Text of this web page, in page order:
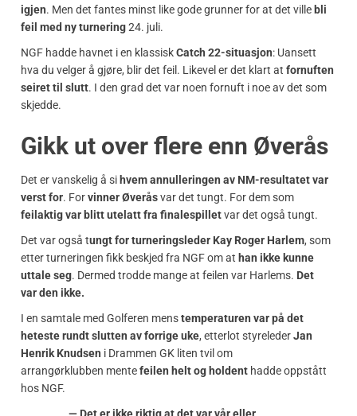
igjen. Men det fantes minst like gode grunner for at det ville bli
feil med ny turnering24. juli.
NGF hadde havnet i en klassiskCatch 22-situasjon: Uansett
hva du velger å gjøre, blir det feil. Likevel er det klart at fornuften
seiret til slutt. I den grad det var noen fornuft i noe av det som
skjedde.
Gikk ut over flere enn Øverås
Det er vanskelig å si hvem annulleringen av NM-resultatet var
verst for. Forvinner Øveråsvar det tungt. For dem som
feilaktig var blitt utelatt fra finalespilletvar det også tungt.
Det var også tungt for turneringsleder Kay Roger Harlem, som
etter turneringen fikk beskjed fra NGF om at han ikke kunne
uttale seg. Dermed trodde mange at feilen var Harlems. Det
var den ikke.
I en samtale med Golferen menstemperaturen var på det
heteste rundt slutten av forrige uke, etterlot styrelederJan
Henrik Knudsen i Drammen GK liten tvil om
arrangørklubben mentefeilen helt og holdent hadde oppstått
hos NGF.